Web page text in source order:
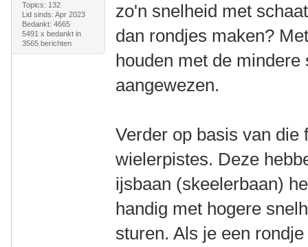
Topics: 132
Lid sinds: Apr 2023
Bedankt: 4665
5491 x bedankt in
3565 berichten
zo'n snelheid met
dan rondjes maken?
houden met de
aangewezen.
Verder op basis van
wielerpistes. Deze
ijsbaan (skeelerbaan)
handig met hogere
sturen. Als je een